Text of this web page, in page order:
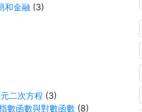
和金融 (3)
二次方程 (3)
函數與對數函數 (8)